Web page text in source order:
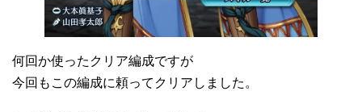
何回か使ったクリア編成ですが
今回もこの編成に頼ってクリアしました。